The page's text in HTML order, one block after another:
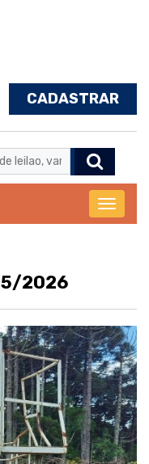
CADASTRAR
Abrir
menu
2026